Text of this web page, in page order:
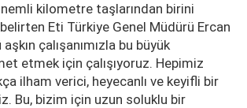
kilometre taşlarından birini
Eti Türkiye Genel Müdürü Ercan
çalışanımızla bu büyük
etmek için çalışıyoruz. Hepimiz
ilham verici, heyecanlı ve keyifli bir
Bu, bizim için uzun soluklu bir